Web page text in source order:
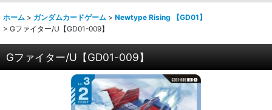
ホーム > ガンダムカードゲーム > Newtype Rising 【GD01】
> Gファイター/U【GD01-009】
Gファイター/U【GD01-009】